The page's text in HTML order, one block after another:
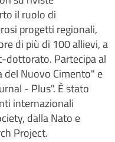
il ruolo di
progetti regionali,
di più di 100 allievi, a
dottorato. Partecipa al
Nuovo Cimento" e
- Plus". È stato
internazionali
dalla Nato e
Project.